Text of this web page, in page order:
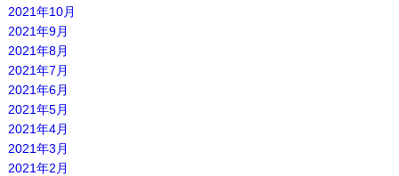
2021年10月
2021年9月
2021年8月
2021年7月
2021年6月
2021年5月
2021年4月
2021年3月
2021年2月